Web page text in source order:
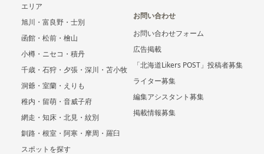
エリア
旭川・富良野・士別
函館・松前・檜山
小樽・ニセコ・積丹
千歳・石狩・夕張・深川・苫小牧
洞爺・室蘭・えりも
稚内・留萌・音威子府
網走・知床・北見・紋別
釧路・根室・阿寒・摩周・羅臼
スポットを探す
お問い合わせ
お問い合わせフォーム
広告掲載
「北海道Likers POST」投稿者募集
ライター募集
編集アシスタント募集
掲載情報募集